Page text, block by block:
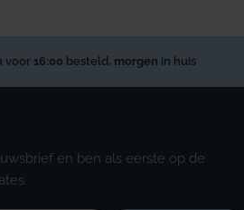
voor 16:00 besteld, morgen in huis
en ben als eerste op de